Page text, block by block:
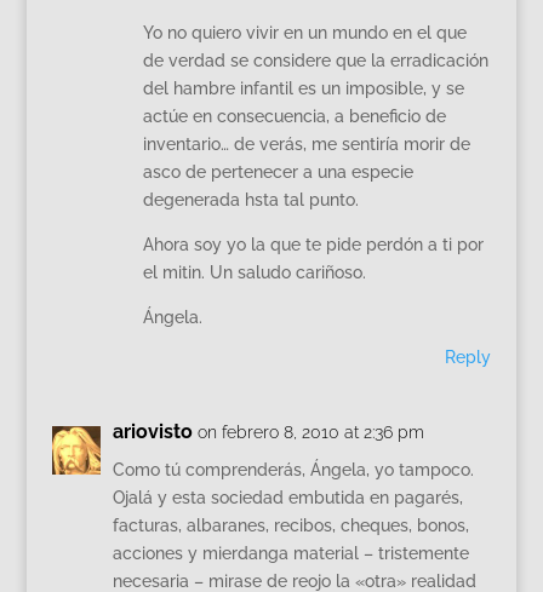
Yo no quiero vivir en un mundo en el que
de verdad se considere que la erradicación
del hambre infantil es un imposible, y se
actúe en consecuencia, a beneficio de
inventario… de verás, me sentiría morir de
asco de pertenecer a una especie
degenerada hsta tal punto.
Ahora soy yo la que te pide perdón a ti por
el mitin. Un saludo cariñoso.
Ángela.
Reply
ariovisto on febrero 8, 2010 at 2:36 pm
Como tú comprenderás, Ángela, yo tampoco.
Ojalá y esta sociedad embutida en pagarés,
facturas, albaranes, recibos, cheques, bonos,
acciones y mierdanga material – tristemente
necesaria – mirase de reojo la «otra» realidad